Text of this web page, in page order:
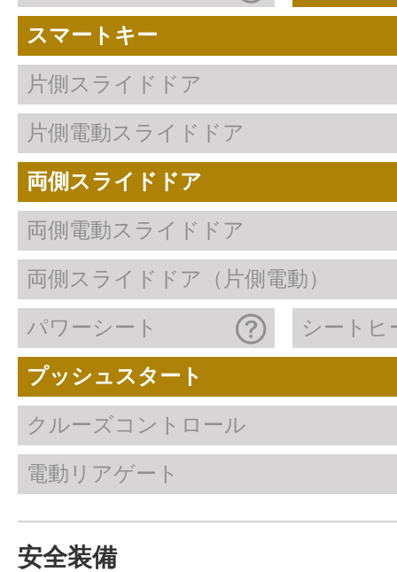
スマートキー
片側スライドドア
片側電動スライドドア
両側スライドドア
両側電動スライドドア
両側スライドドア（片側電動）
パワーシート シートヒ
プッシュスタート
クルーズコントロール
電動リアゲート
安全装備